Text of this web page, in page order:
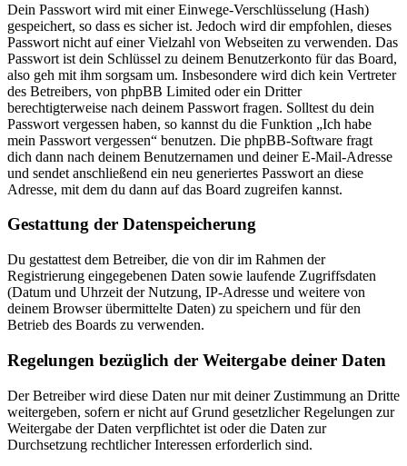
Dein Passwort wird mit einer Einwege-Verschlüsselung (Hash)
gespeichert, so dass es sicher ist. Jedoch wird dir empfohlen, dieses
Passwort nicht auf einer Vielzahl von Webseiten zu verwenden. Das
Passwort ist dein Schlüssel zu deinem Benutzerkonto für das Board,
also geh mit ihm sorgsam um. Insbesondere wird dich kein Vertreter
des Betreibers, von phpBB Limited oder ein Dritter
berechtigterweise nach deinem Passwort fragen. Solltest du dein
Passwort vergessen haben, so kannst du die Funktion „Ich habe
mein Passwort vergessen“ benutzen. Die phpBB-Software fragt
dich dann nach deinem Benutzernamen und deiner E-Mail-Adresse
und sendet anschließend ein neu generiertes Passwort an diese
Adresse, mit dem du dann auf das Board zugreifen kannst.
Gestattung der Datenspeicherung
Du gestattest dem Betreiber, die von dir im Rahmen der
Registrierung eingegebenen Daten sowie laufende Zugriffsdaten
(Datum und Uhrzeit der Nutzung, IP-Adresse und weitere von
deinem Browser übermittelte Daten) zu speichern und für den
Betrieb des Boards zu verwenden.
Regelungen bezüglich der Weitergabe deiner Daten
Der Betreiber wird diese Daten nur mit deiner Zustimmung an Dritte
weitergeben, sofern er nicht auf Grund gesetzlicher Regelungen zur
Weitergabe der Daten verpflichtet ist oder die Daten zur
Durchsetzung rechtlicher Interessen erforderlich sind.